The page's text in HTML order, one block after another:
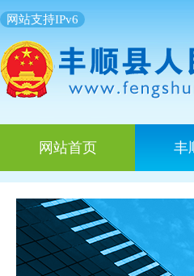
网站支持IPv6
网站首页 丰